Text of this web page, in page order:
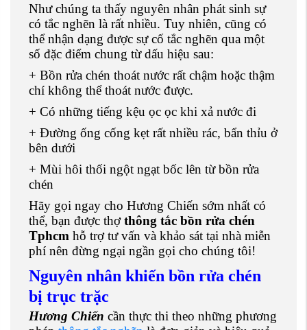
Như chúng ta thấy nguyên nhân phát sinh sự
có tắc nghẽn là rất nhiều. Tuy nhiên, cũng có
thể nhận dạng được sự cố tắc nghẽn qua một
số đặc điểm chung từ dấu hiệu sau:
+ Bồn rửa chén thoát nước rất chậm hoặc thậm
chí không thể thoát nước được.
+ Có những tiếng kệu ọc ọc khi xả nước đi
+ Đường ống cống kẹt rất nhiều rác, bẩn thỉu ở
bên dưới
+ Mùi hôi thối ngột ngạt bốc lên từ bồn rửa
chén
Hãy gọi ngay cho Hương Chiến sớm nhất có
thể, bạn được thợthông tắc bồn rửa chén
Tphcm hỗ trợ tư vấn và khảo sát tại nhà miễn
phí nên đừng ngại ngần gọi cho chúng tôi!
Nguyên nhân khiến bồn rửa chén
bị trục trặc
Hương Chiến cần thực thi theo những phương